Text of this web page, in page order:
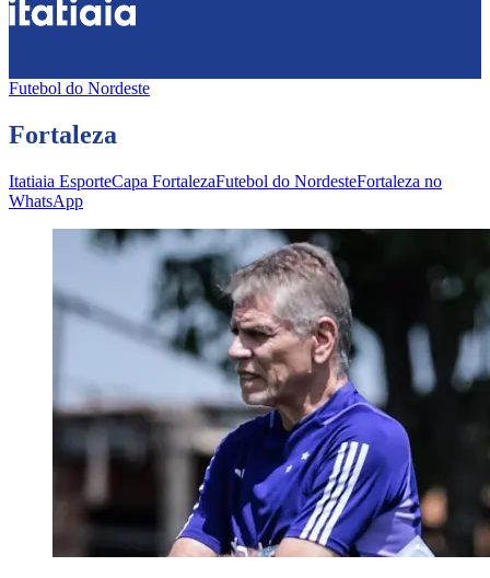
Futebol do Nordeste
Fortaleza
Itatiaia EsporteCapa FortalezaFutebol do NordesteFortaleza no
WhatsApp